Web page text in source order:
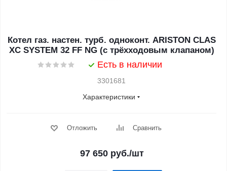
Котел газ. настен. турб. одноконт. ARISTON CLAS
XC SYSTEM 32 FF NG (c трёхходовым клапаном)
Есть в наличии
3301681
Характеристики
Отложить Сравнить
97 650руб./шт